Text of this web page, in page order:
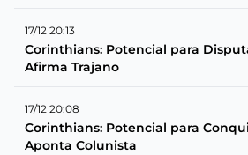
17/12 20:13
Corinthians: Potencial para
Afirma Trajano
17/12 20:08
Corinthians: Potencial para
Aponta Colunista